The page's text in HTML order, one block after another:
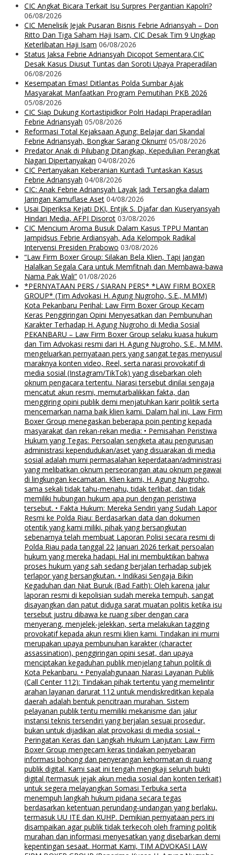
CIC Angkat Bicara Terkait Isu Surpres Pergantian Kapolri?
06/08/2026
CIC Menelisik Jejak Pusaran Bisnis Febrie Adriansyah – Don
Ritto Dan Tiga Saham Haji Isam, CIC Desak Tim 9 Ungkap
Keterlibatan Haji Isam 06/08/2026
Status Jaksa Febrie Adriansyah Dicopot Sementara,CIC
Desak Kasus Diusut Tuntas dan Soroti Upaya Praperadilan
06/08/2026
Kesempatan Emas! Ditlantas Polda Sumbar Ajak
Masyarakat Manfaatkan Program Pemutihan PKB 2026
05/08/2026
CIC Siap Dukung Kortastipidkor Polri Hadapi Praperadilan
Febrie Adriansyah 05/08/2026
Reformasi Total Kejaksaan Agung: Belajar dari Skandal
Febrie Adriansyah, Bongkar Sarang Oknum! 05/08/2026
Predator Anak di Pilubang Ditangkap, Kepedulian Perangkat
Nagari Dipertanyakan 04/08/2026
CIC Pertanyakan Keberanian Kuntadi Tuntaskan Kasus
Febrie Adriansyah 04/08/2026
CIC: Anak Febrie Adriansyah Layak Jadi Tersangka dalam
Jaringan Kamuflase Aset 04/08/2026
Usai Diperiksa Kejati DKI, Entjik S. Djafar dan Kuseryansyah
Hindari Media, AFPI Disorot 03/08/2026
CIC Mencium Aroma Busuk Dalam Kasus TPPU Mantan
Jampidsus Febrie Ardiansyah, Ada Kelompok Radikal
Intervensi Presiden Prabowo 03/08/2026
“Law Firm Boxer Group: Silakan Bela Klien, Tapi Jangan
Halalkan Segala Cara untuk Memfitnah dan Membawa-bawa
Nama Pak Wali” 01/08/2026
*PERNYATAAN PERS / SIARAN PERS* *LAW FIRM BOXER
GROUP* (Tim Advokasi H. Agung Nugroho, S.E., M.MM)
Kota Pekanbaru Perihal: Law Firm Boxer Group Kecam
Keras Penggiringan Opini Menyesatkan dan Pembunuhan
Karakter Terhadap H. Agung Nugroho di Media Sosial
PEKANBARU – Law Firm Boxer Group selaku kuasa hukum
dan Tim Advokasi resmi dari H. Agung Nugroho, S.E., M.MM,
mengeluarkan pernyataan pers yang sangat tegas menyusul
maraknya konten video, Reel, serta narasi provokatif di
media sosial (Instagram/TikTok) yang disebarkan oleh
oknum pengacara tertentu. Narasi tersebut dinilai sengaja
mencatut akun resmi, memutarbalikkan fakta, dan
menggiring opini publik demi menjatuhkan karir politik serta
mencemarkan nama baik klien kami. Dalam hal ini, Law Firm
Boxer Group menegaskan beberapa poin penting kepada
masyarakat dan rekan-rekan media: • Pemisahan Peristiwa
Hukum yang Tegas: Persoalan sengketa atau pengurusan
administrasi kependudukan/aset yang disuarakan di media
sosial adalah murni permasalahan keperdataan/administrasi
yang melibatkan oknum perseorangan atau oknum pegawai
di lingkungan kecamatan. Klien kami, H. Agung Nugroho,
sama sekali tidak tahu-menahu, tidak terlibat, dan tidak
memiliki hubungan hukum apa pun dengan peristiwa
tersebut. • Fakta Hukum: Mereka Sendiri yang Sudah Lapor
Resmi ke Polda Riau: Berdasarkan data dan dokumen
otentik yang kami miliki, pihak yang bersangkutan
sebenarnya telah membuat Laporan Polisi secara resmi di
Polda Riau pada tanggal 22 Januari 2026 terkait persoalan
hukum yang mereka hadapi. Hal ini membuktikan bahwa
proses hukum yang sah sedang berjalan terhadap subjek
terlapor yang bersangkutan. • Indikasi Sengaja Bikin
Kegaduhan dan Niat Buruk (Bad Faith): Oleh karena jalur
laporan resmi di kepolisian sudah mereka tempuh, sangat
disayangkan dan patut diduga sarat muatan politis ketika isu
tersebut justru dibawa ke ruang siber dengan cara
menyerang, menjelek-jelekkan, serta melakukan tagging
provokatif kepada akun resmi klien kami. Tindakan ini murni
merupakan upaya pembunuhan karakter (character
assassination), penggiringan opini sesat, dan upaya
menciptakan kegaduhan publik menjelang tahun politik di
Kota Pekanbaru. • Penyalahgunaan Narasi Layanan Publik
(Call Center 112): Tindakan pihak tertentu yang memelintir
arahan layanan darurat 112 untuk mendiskreditkan kepala
daerah adalah bentuk pencitraan murahan. Sistem
pelayanan publik tentu memiliki mekanisme dan jalur
instansi teknis tersendiri yang berjalan sesuai prosedur,
bukan untuk dijadikan alat provokasi di media sosial. •
Peringatan Keras dan Langkah Hukum Lanjutan: Law Firm
Boxer Group mengecam keras tindakan penyebaran
informasi bohong dan penyerangan kehormatan di ruang
publik digital. Kami saat ini tengah mengkaji seluruh bukti
digital (termasuk jejak akun media sosial dan konten terkait)
untuk segera melayangkan Somasi Terbuka serta
menempuh langkah hukum pidana secara tegas
berdasarkan ketentuan perundang-undangan yang berlaku,
termasuk UU ITE dan KUHP. Demikian pernyataan pers ini
disampaikan agar publik tidak terkecoh oleh framing politik
murahan dan informasi menyesatkan yang disebarkan demi
kepentingan sesaat. Hormat Kami, TIM ADVOKASI LAW